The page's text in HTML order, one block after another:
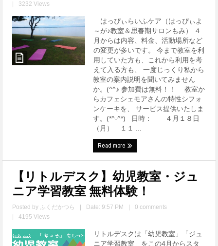
3232 Views
はっぴぃらいふケア（はっぴぃよ
～が♪教室＆思春期サロンもみ） ４
月からは内容、料金、活動場所など
の変更が多いです。 今まで教室を利
用していた方も、これから利用を考
えて入る方も、 一度じっくり私から
教室の案内説明を聞いてみません
か。(^^♪ 参加費は無料！！ 教室か
らカフェシェモアさんの特性シフォ
ンケーキを、 サービス提供いたしま
す。(*^-^*) 日時： ４月１８日
（月） １１ ...
Read more
【リトルデスク】幼児教室・ジュ
ニア学習教室 無料体験！
Posted byふくだかつら Date: 9:57 PM
0 comments
4195 Views
リトルデスクは「幼児教室」「ジュ
ニア学習教室」をこの4月からスタ